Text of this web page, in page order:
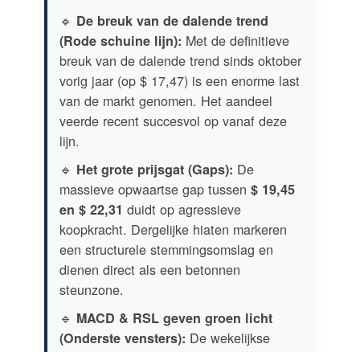
🔹 De breuk van de dalende trend
(Rode schuine lijn): Met de definitieve
breuk van de dalende trend sinds oktober
vorig jaar (op $ 17,47) is een enorme last
van de markt genomen. Het aandeel
veerde recent succesvol op vanaf deze
lijn.
🔹 Het grote prijsgat (Gaps): De
massieve opwaartse gap tussen $ 19,45
en $ 22,31 duidt op agressieve
koopkracht. Dergelijke hiaten markeren
een structurele stemmingsomslag en
dienen direct als een betonnen
steunzone.
🔹 MACD & RSL geven groen licht
(Onderste vensters): De wekelijkse